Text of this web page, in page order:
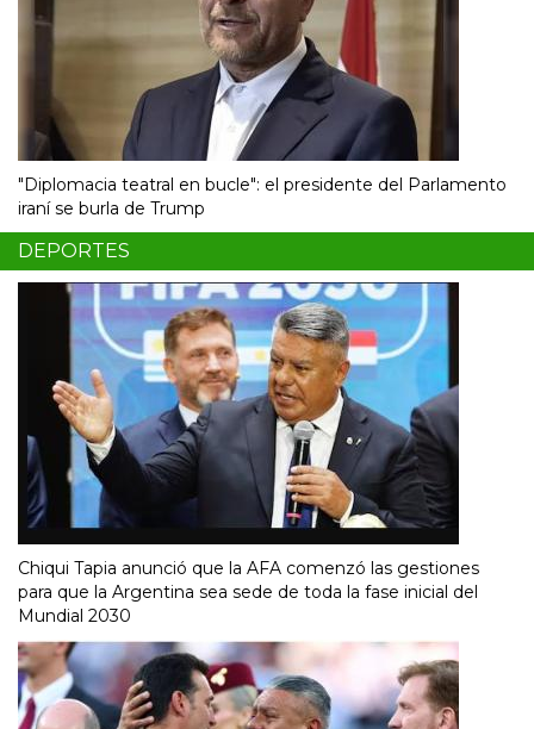
"Diplomacia teatral en bucle": el presidente del Parlamento
iraní se burla de Trump
DEPORTES
Chiqui Tapia anunció que la AFA comenzó las gestiones
para que la Argentina sea sede de toda la fase inicial del
Mundial 2030